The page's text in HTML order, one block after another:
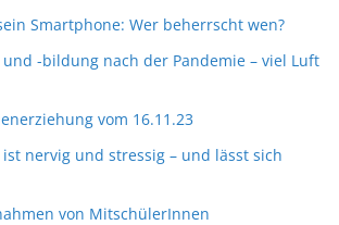
Smartphone: Wer beherrscht wen?
-bildung nach der Pandemie – viel Luft
vom 16.11.23
nervig und stressig – und lässt sich
von MitschülerInnen